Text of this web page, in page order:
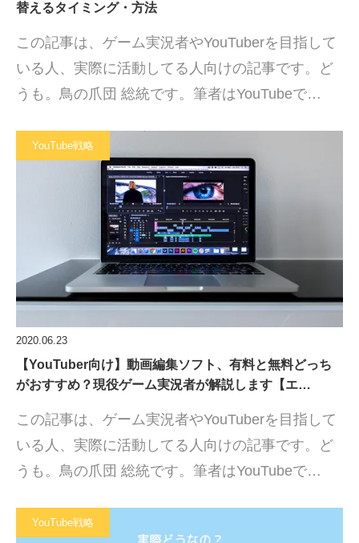
替えるタイミング・方法
この記事は、ゲーム実況者やYouTuberを目指して
いる人、実際に活動してる人向けの記事です。ど
うも。鳥の爪団 総統です。筆者はYouTubeで…
YouTube戦略
2020.06.23
【YouTuber向け】動画編集ソフト、有料と無料どっち
がおすすめ？現役ゲーム実況者が解説します【エ…
この記事は、ゲーム実況者やYouTuberを目指して
いる人、実際に活動してる人向けの記事です。ど
うも。鳥の爪団 総統です。筆者はYouTubeで…
YouTube戦略